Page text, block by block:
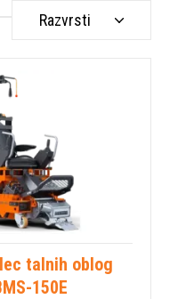
Razvrsti
talnih oblog
150E